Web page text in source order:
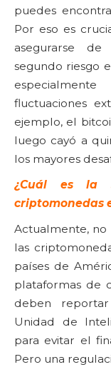
puedes
Por eso es
asegurarse
segundo riesgo
fluctuaciones
ejemplo, el
luego cayó a
los mayores
¿Cuál es la
criptomonedas
Actualmente, no
las
países de
plataformas de
deben
Unidad de
para evitar el
Pero una